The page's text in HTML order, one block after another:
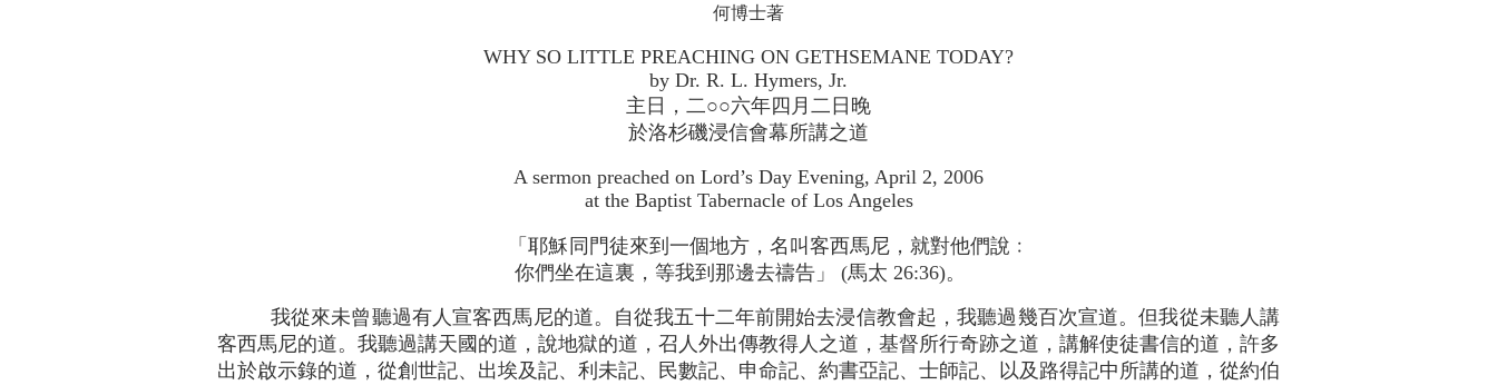
何博士著
WHY SO LITTLE PREACHING ON GETHSEMANE TODAY?
by Dr. R. L. Hymers, Jr.
主日，二○○六年四月二日晚
於洛杉磯浸信會幕所講之道
A sermon preached on Lord’s Day Evening, April 2, 2006
at the Baptist Tabernacle of Los Angeles
「耶穌同門徒來到一個地方，名叫客西馬尼，就對他們說﹕
你們坐在這裏，等我到那邊去禱告」 (馬太 26:36)。
我從來未曾聽過有人宣客西馬尼的道。自從我五十二年前開始去浸信教會起，我聽過幾百次宣道。但我從未聽人講
客西馬尼的道。我聽過講天國的道，說地獄的道，召人外出傳教得人之道，基督所行奇跡之道，講解使徒書信的道，許多
出於啟示錄的道，從創世記、出埃及記、利未記、民數記、申命記、約書亞記、士師記、以及路得記中所講的道，從約伯